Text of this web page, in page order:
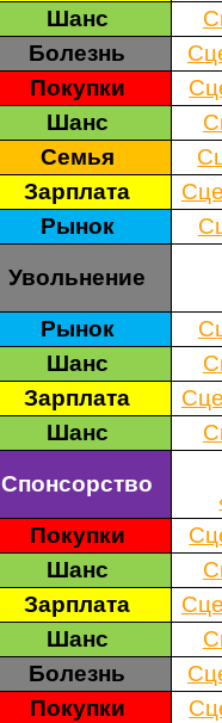
Шанс
Болезнь
Покупки
Шанс
Семья
Зарплата
Рынок
Увольнение
Рынок
Шанс
Зарплата
Шанс
Спонсорство
Покупки
Шанс
Зарплата
Шанс
Болезнь
Покупки